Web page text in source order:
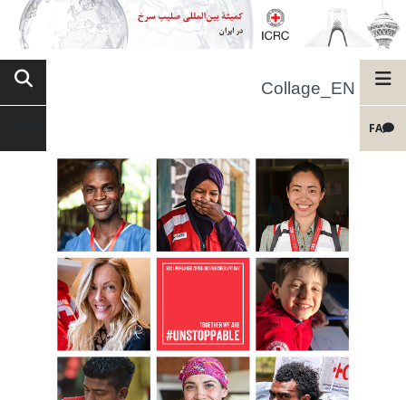
FA
Collage_EN